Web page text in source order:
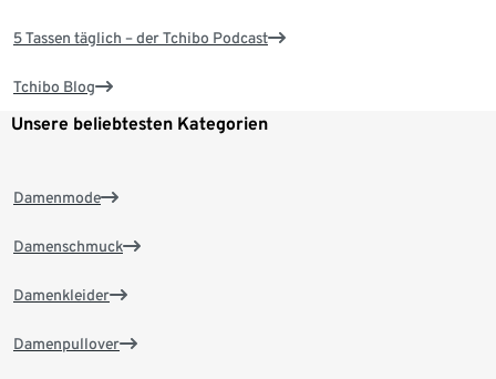
5 Tassen täglich – der Tchibo Podcast
Tchibo Blog
Unsere beliebtesten Kategorien
Damenmode
Damenschmuck
Damenkleider
Damenpullover